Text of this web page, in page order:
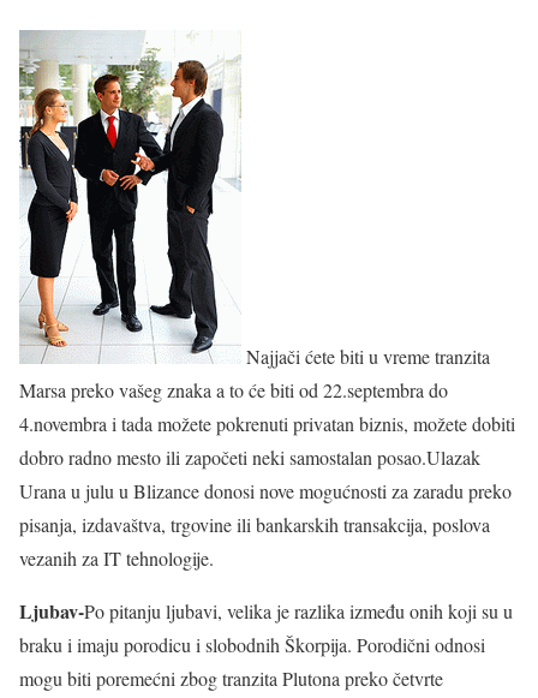
Najjači ćete biti u vreme tranzita
Marsa preko vašeg znaka a to će biti od 22.septembra do
4.novembra i tada možete pokrenuti privatan biznis, možete dobiti
dobro radno mesto ili započeti neki samostalan posao.Ulazak
Urana u julu u Blizance donosi nove mogućnosti za zaradu preko
pisanja, izdavaštva, trgovine ili bankarskih transakcija, poslova
vezanih za IT tehnologije.
Ljubav-Po pitanju ljubavi, velika je razlika između onih koji su u
braku i imaju porodicu i slobodnih Škorpija. Porodični odnosi
mogu biti poremećni zbog tranzita Plutona preko četvrte